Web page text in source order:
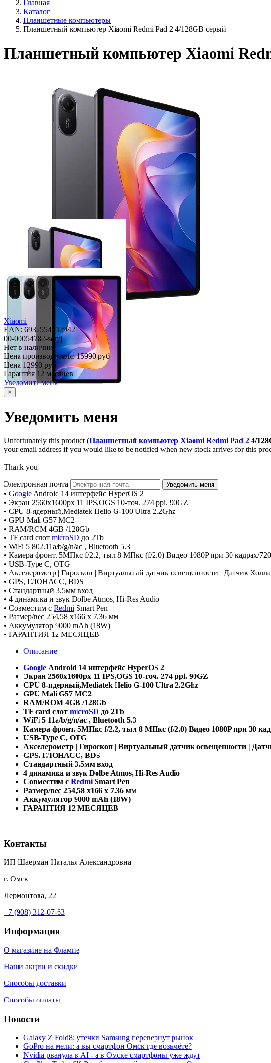
Главная
Каталог
Планшетные компьютеры
Планшетный компьютер Xiaomi Redmi Pad 2 4/128GB серый
Планшетный компьютер Xiaomi
Xiaomi
EAN: 6932554432942
00-00054782-seryj
Нет в наличии
Цена производителя:15990 руб
Цена 12990 руб
Гарантия 12 месяцев
Уведомить меня
×
Уведомить меня
Unfortunately this product (Планшетный компьютер Xiaomi Redmi Pad 2 4/
your email address if you would like to be notified when new stock arrives for this
Thank you!
Электронная почта
• Google Android 14 интерфейс HyperOS 2
• Экран 2560х1600px 11 IPS,OGS 10-точ. 274 ppi. 90GZ
• CPU 8-ядерный,Mediatek Helio G-100 Ultra 2.2Ghz
• GPU Mali G57 MC2
• RAM/ROM 4GB /128Gb
• TF card слот microSD до 2Tb
• WiFi 5 802.11a/b/g/n/ac , Bluetooth 5.3
• Камера фронт. 5МПкс f/2.2, тыл 8 МПкс (f/2.0) Видео 1080P при 30 кадрах/
• USB-Type C, OTG
• Акселерометр | Гироскоп | Виртуальный датчик освещенности | Датчик
• GPS, ГЛОНАСС, BDS
• Стандартный 3.5мм вход
• 4 динамика и звук Dolbe Atmos, Hi-Res Audio
• Совместим с Redmi Smart Pen
• Размер/вес 254,58 x166 x 7.36 мм
• Аккумулятор 9000 mAh (18W)
• ГАРАНТИЯ 12 МЕСЯЦЕВ
Описание
Google Android 14 интерфейс HyperOS 2
Экран 2560х1600px 11 IPS,OGS 10-точ. 274 ppi. 90GZ
CPU 8-ядерный,Mediatek Helio G-100 Ultra 2.2Ghz
GPU Mali G57 MC2
RAM/ROM 4GB /128Gb
TF card слот microSD до 2Tb
WiFi 5 11a/b/g/n/ac , Bluetooth 5.3
Камера фронт. 5МПкс f/2.2, тыл 8 МПкс (f/2.0) Видео 1080P при 30
USB-Type C, OTG
Акселерометр | Гироскоп | Виртуальный датчик освещенности |
GPS, ГЛОНАСС, BDS
Стандартный 3.5мм вход
4 динамика и звук Dolbe Atmos, Hi-Res Audio
Совместим с Redmi Smart Pen
Размер/вес 254,58 x166 x 7.36 мм
Аккумулятор 9000 mAh (18W)
ГАРАНТИЯ 12 МЕСЯЦЕВ
Контакты
ИП Шаерман Наталья Александровна
г. Омск
Лермонтова, 22
+7 (908) 312-07-63
Информация
О магазине на Флампе
Наши акции и скидки
Способы доставки
Способы оплаты
Новости
Galaxy Z Fold8: утечки Samsung перевернут рынок
GoPro на мели: а вы смартфон Омск где возьмёте?
Nvidia рванула в AI - а в Омске смартфоны уже ждут